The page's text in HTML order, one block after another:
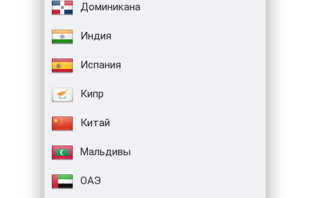
Доминикана
Индия
Испания
Кипр
Китай
Мальдивы
ОАЭ